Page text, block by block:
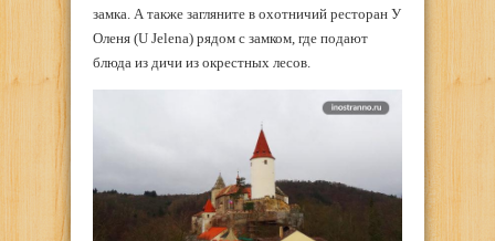
замка. А также загляните в охотничий ресторан У
Оленя (U Jelena) рядом с замком, где подают
блюда из дичи из окрестных лесов.